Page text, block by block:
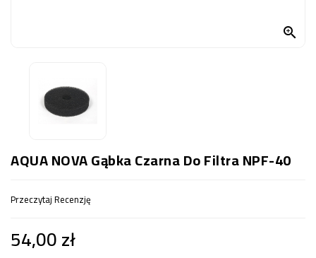

AQUA NOVA Gąbka Czarna Do Filtra NPF-40
Przeczytaj Recenzję
54,00 zł